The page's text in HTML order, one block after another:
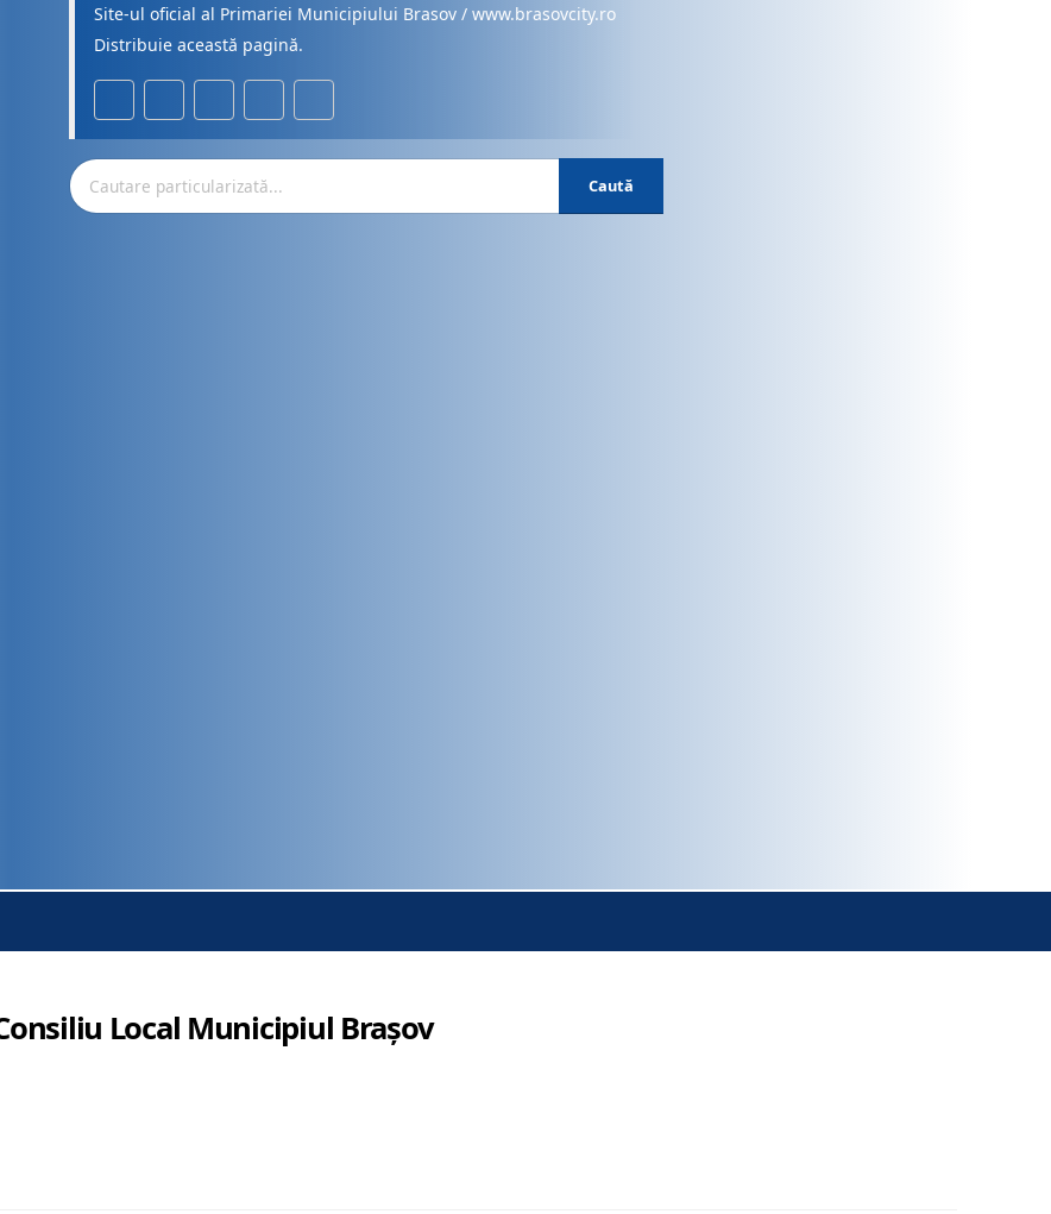
Site-ul oficial al Primariei Municipiului Brasov / www.brasovcity.ro
Distribuie această pagină.
Caută
Local Municipiul Brașov